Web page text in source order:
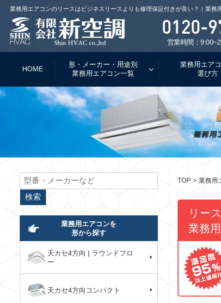
業務用エアコンのリースはビジネスリースよりも修理保証付きが良い？｜業務
営業時間：
HOME
形・メーカー・用途別
業務用エアコン一覧
業務用エア
選び方
TOP > 業務用
リー
業務
業務用エアコンを
形から探す
天カセ4方向 | ラウンドフロ
ー
天カセ4方向コンパクト